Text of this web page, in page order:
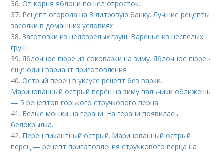
36.От корня яблони пошел отросток.
37. Рецепт огорода на 3 литровую банку. Лучшие рецепты
засолки в домашних условиях
38.Заготовки из недозрелых груш. Варенье из неспелых
груш
39.Яблочное пюре из соковарки на зиму. Яблочное пюре -
еще один вариант приготовления
40.Острый перец в уксусе рецепт без варки.
Маринованный острый перец на зиму пальчики оближешь
— 5 рецептов горького стручкового перца
41. Белые мошки на герани. На герани появилась
белокрылка.
42. Перец пикантный острый. Маринованный острый
перец — рецепт приготовления стручкового перца на